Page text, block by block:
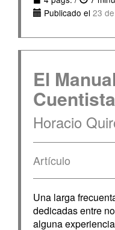
Publicado el 23
El
Cuentista
Horacio
Artículo
Una larga
dedicadas entre
alguna